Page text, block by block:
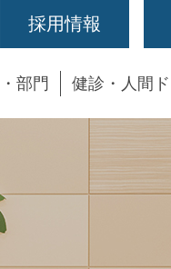
採用情報
部門 健診・人間